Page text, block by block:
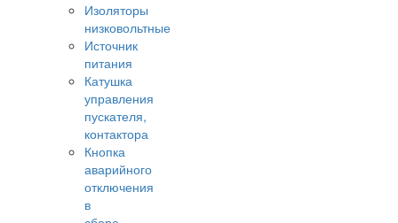
Изоляторы
низковольтные
Источник
питания
Катушка
управления
пускателя,
контактора
Кнопка
аварийного
отключения
в